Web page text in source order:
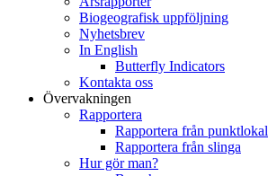
Biogeografisk uppföljning
Nyhetsbrev
In English
Butterfly Indicators
Kontakta oss
Övervakningen
Rapportera
Rapportera från punktlokal
Rapportera från slinga
Hur gör man?